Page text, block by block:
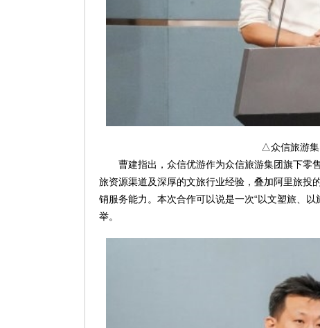
△众信旅游集
曹建指出，众信优游作为众信旅游集团旗下零
旅资源渠道及深厚的文旅行业经验，叠加阿里旅投
销服务能力。本次合作可以说是一次“以文塑旅、
举。